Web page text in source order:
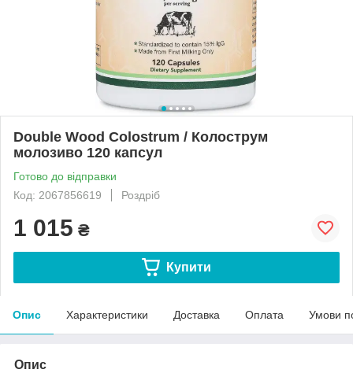
Double Wood Colostrum / Колострум
молозиво 120 капсул
Готово до відправки
Код: 2067856619
Роздріб
1 015 ₴
Купити
Опис Характеристики Доставка Оплата Умови
Опис